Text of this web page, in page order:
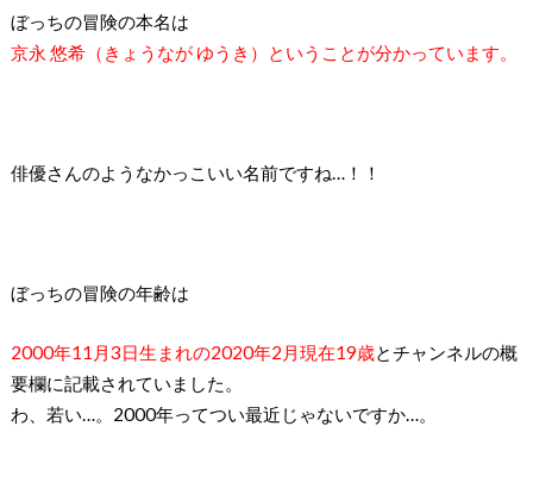
ぼっちの冒険の本名は
京永 悠希（きょうなが ゆうき）ということが分かっています。
俳優さんのようなかっこいい名前ですね…！！
ぼっちの冒険の年齢は
2000年11 月3日生まれの2020年2 月現在19歳とチャンネルの概
要欄に記載されていました。
わ、若い…。 2000年ってつい最近じゃないですか…。